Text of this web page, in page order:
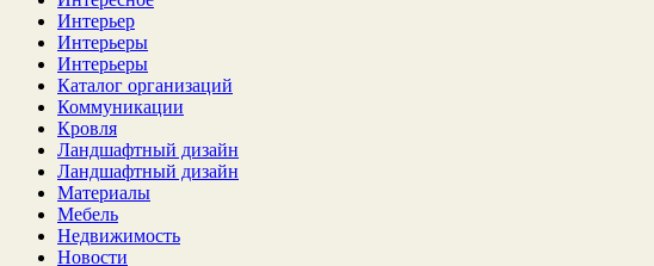
Интерьер
Интерьеры
Интерьеры
Каталог организаций
Коммуникации
Кровля
Ландшафтный дизайн
Ландшафтный дизайн
Материалы
Мебель
Недвижимость
Новости